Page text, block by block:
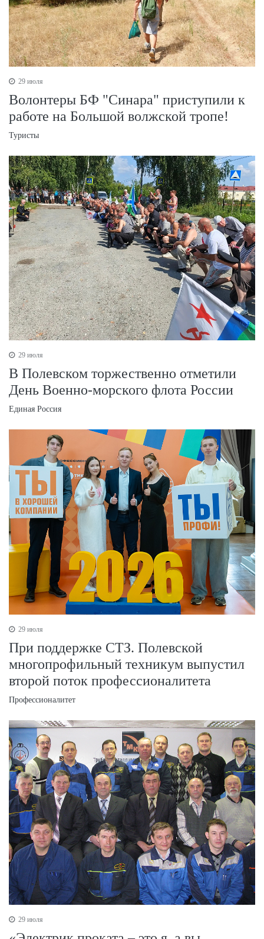
29 июля
Волонтеры БФ "Синара" приступили к
работе на Большой волжской тропе!
Туристы
29 июля
В Полевском торжественно отметили
День Военно‑морского флота России
Единая Россия
29 июля
При поддержке СТЗ. Полевской
многопрофильный техникум выпустил
второй поток профессионалитета
Профессионалитет
29 июля